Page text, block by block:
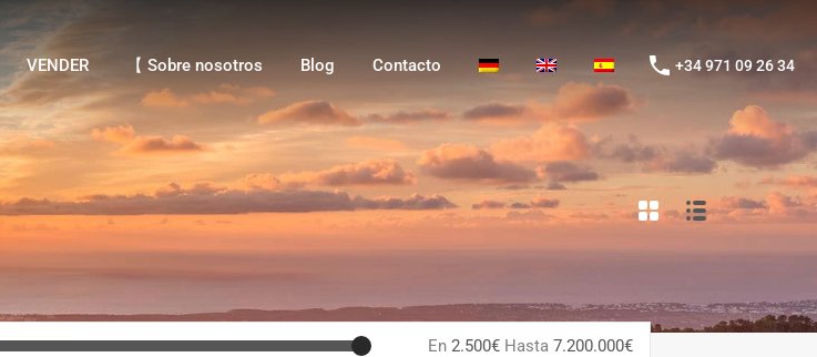
VENDER
VENDER 【 Sobre nosotros Blog Contacto +34 971 09 26 34
En 2.500€ Hasta 7.200.000€